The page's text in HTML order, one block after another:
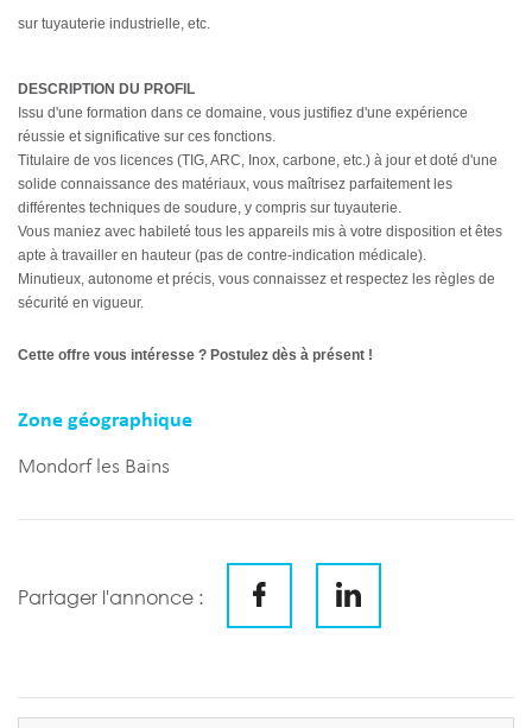
sur tuyauterie industrielle, etc.
DESCRIPTION DU PROFIL
Issu d'une formation dans ce domaine, vous justifiez d'une expérience
réussie et significative sur ces fonctions.
Titulaire de vos licences (TIG, ARC, Inox, carbone, etc.) à jour et doté d'une
solide connaissance des matériaux, vous maîtrisez parfaitement les
différentes techniques de soudure, y compris sur tuyauterie.
Vous maniez avec habileté tous les appareils mis à votre disposition et êtes
apte à travailler en hauteur (pas de contre-indication médicale).
Minutieux, autonome et précis, vous connaissez et respectez les règles de
sécurité en vigueur.
Cette offre vous intéresse ? Postulez dès à présent !
Zone géographique
Mondorf les Bains
Partager l'annonce :